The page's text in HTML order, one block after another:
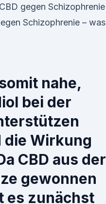
gegen Schizophrenie
Schizophrenie – was
nahe,
bei der
die Wirkung
CBD aus der
gewonnen
es zunächst